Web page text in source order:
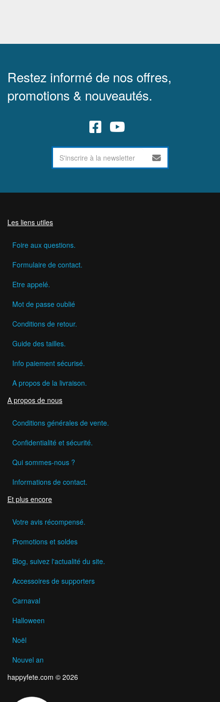
Restez informé de nos offres,
promotions & nouveautés.
Les liens utiles
Foire aux questions.
Formulaire de contact.
Etre appelé.
Mot de passe oublié
Conditions de retour.
Guide des tailles.
Info paiement sécurisé.
A propos de la livraison.
A propos de nous
Conditions générales de vente.
Confidentialité et sécurité.
Qui sommes-nous ?
Informations de contact.
Et plus encore
Votre avis récompensé.
Promotions et soldes
Blog, suivez l'actualité du site.
Accessoires de supporters
Carnaval
Halloween
Noël
Nouvel an
happyfete.com © 2026